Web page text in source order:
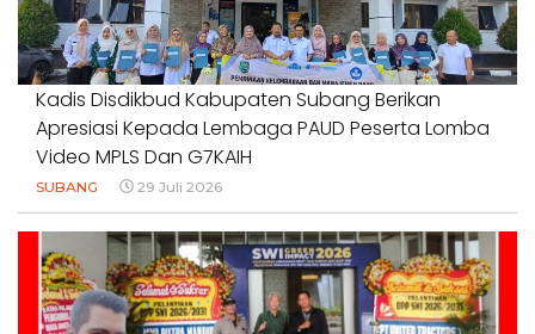
Kadis Disdikbud Kabupaten Subang Berikan
Apresiasi Kepada Lembaga PAUD Peserta Lomba
Video MPLS Dan G7KAIH
SUBANG 29 Juli 2026